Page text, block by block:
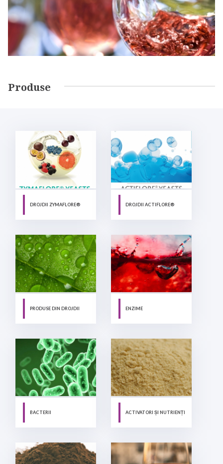
Produse
DROJDII ZYMAFLORE® DROJDII ACTIFLORE®
PRODUSE DIN DROJDII ENZIME
BACTERII ACTIVATORI ȘI NUTRIENȚI